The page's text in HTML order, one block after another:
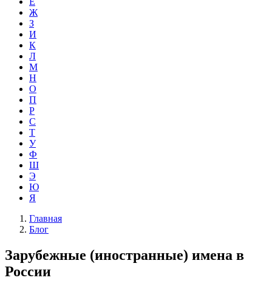
Ж
З
И
К
Л
М
Н
О
П
Р
С
Т
У
Ф
Ш
Э
Ю
Я
Главная
Блог
Зарубежные (иностранные) имена в
России